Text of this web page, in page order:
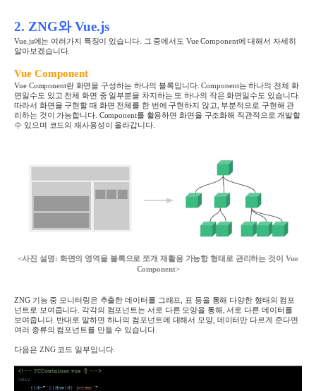
2. ZNG와 Vue.js
Vue.js에는 여러가지 특징이 있습니다. 그 중에서도 Vue Component에 대해서 자세히
알아보겠습니다.
Vue Component
Vue Component란 화면을 구성하는 하나의 블록입니다. Component는 하나의 전체 화
면일수도 있고 전체 화면 중 일부분을 차지하는 또 하나의 작은 화면일수도 있습니다.
따라서 화면을 구현할 때 화면 전체를 한 번에 구현하지 않고, 부분적으로 구현해 관
리하는 것이 가능합니다. Component를 활용하면 화면을 구조화해 직관적으로 개발할
수 있으며 코드의 재사용성이 올라갑니다.
<사진 설명: 화면의 영역을 블록으로 쪼개 재활용 가능항 형태로 관리하는 것이 Vue
Component>
ZNG 기능 중 모니터링은 추출한 데이터를 그래프, 표 등을 통해 다양한 형태의 컴포
넌트로 보여줍니다. 각각의 컴포넌트는 서로 다른 모양을 통해, 서로 다른 데이터를
보여줍니다. 반대로 말하면 하나의 컴포넌트에 대해서 모양, 데이터만 다르게 준다면
여러 종류의 컴포넌트를 만들 수 있습니다.
다음은 ZNG 코드 일부입니다.